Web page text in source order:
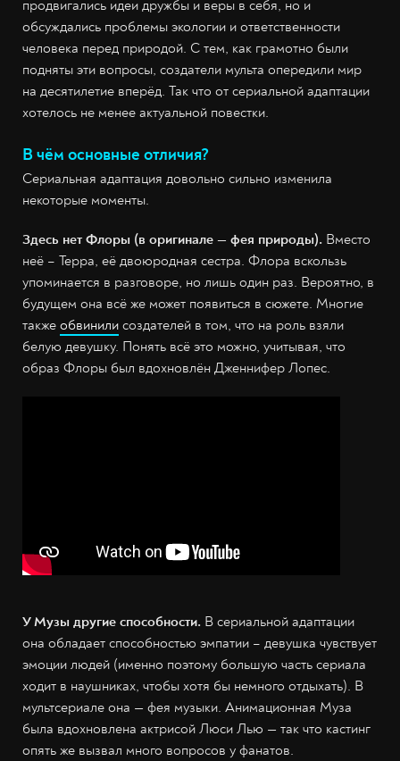
продвигались идеи дружбы и веры в себя, но и
обсуждались проблемы экологии и ответственности
человека перед природой. С тем, как грамотно были
подняты эти вопросы, создатели мульта опередили мир
на десятилетие вперёд. Так что от сериальной адаптации
хотелось не менее актуальной повестки.
В чём основные отличия?
Сериальная адаптация довольно сильно изменила
некоторые моменты.
Здесь нет Флоры (в оригинале — фея природы). Вместо
неё – Терра, её двоюродная сестра. Флора вскользь
упоминается в разговоре, но лишь один раз. Вероятно, в
будущем она всё же может появиться в сюжете. Многие
также обвинили создателей в том, что на роль взяли
белую девушку. Понять всё это можно, учитывая, что
образ Флоры был вдохновлён Дженнифер Лопес.
У Музы другие способности. В сериальной адаптации
она обладает способностью эмпатии – девушка чувствует
эмоции людей (именно поэтому большую часть сериала
ходит в наушниках, чтобы хотя бы немного отдыхать). В
мультсериале она — фея музыки. Анимационная Муза
была вдохновлена актрисой Люси Лью — так что кастинг
опять же вызвал много вопросов у фанатов.